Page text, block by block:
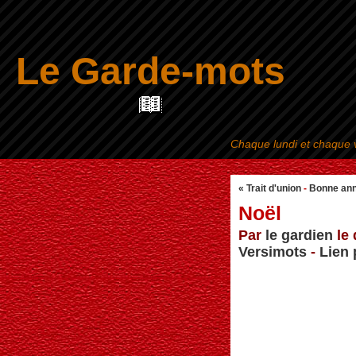
Le Garde-mots
« Trait d'union - Bonne
Noël
Par le gardien le
Versimots - Lien
Chaque lundi et